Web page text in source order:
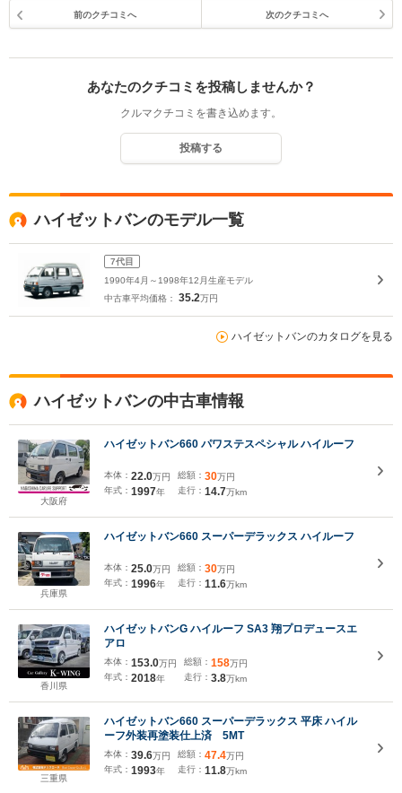
前のクチコミへ 次のクチコミへ
あなたのクチコミを投稿しませんか？
クルマクチコミを書き込めます。
投稿する
ハイゼットバンのモデル一覧
7代目
1990年4月～1998年12月生産モデル
中古車平均価格： 35.2万円
ハイゼットバンのカタログを見る
ハイゼットバンの中古車情報
大阪府
ハイゼットバン660 パワステスペシャル ハイルーフ
本体： 22.0万円
年式： 1997年
総額： 30万円
走行： 14.7万km
兵庫県
ハイゼットバン660 スーパーデラックス ハイルーフ
本体： 25.0万円
年式： 1996年
総額： 30万円
走行： 11.6万km
香川県
ハイゼットバンG ハイルーフ SA3 翔プロデュースエ
アロ
本体： 153.0万円
年式： 2018年
総額： 158万円
走行： 3.8万km
三重県
ハイゼットバン660 スーパーデラックス 平床 ハイル
ーフ外装再塗装仕上済 5MT
本体： 39.6万円
年式： 1993年
総額： 47.4万円
走行： 11.8万km